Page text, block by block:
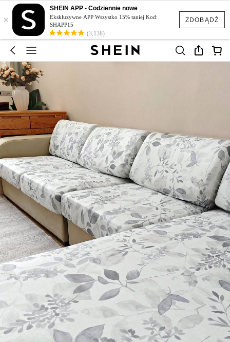
ZDOBĄDŹ
×
SHEIN APP - Codziennie nowe
Ekskluzywne APP Wszystko 15% taniej Kod:
SHAPP15
(3,138)